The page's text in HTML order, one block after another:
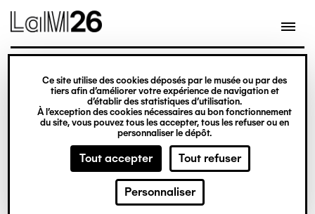
Gestion des cookies
Ce site utilise des cookies déposés par le musée ou par des
tiers afin d’améliorer votre expérience de navigation et
d’établir des statistiques d’utilisation.
À l’exception des cookies nécessaires au bon fonctionnement
du site, vous pouvez tous les accepter, tous les refuser ou en
personnaliser le dépôt.
Tout accepter Tout refuser
Personnaliser
contenu